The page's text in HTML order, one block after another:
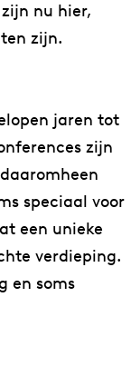
nu hier,
zijn.
jaren tot
zijn
speciaal voor
een unieke
verdieping.
en soms